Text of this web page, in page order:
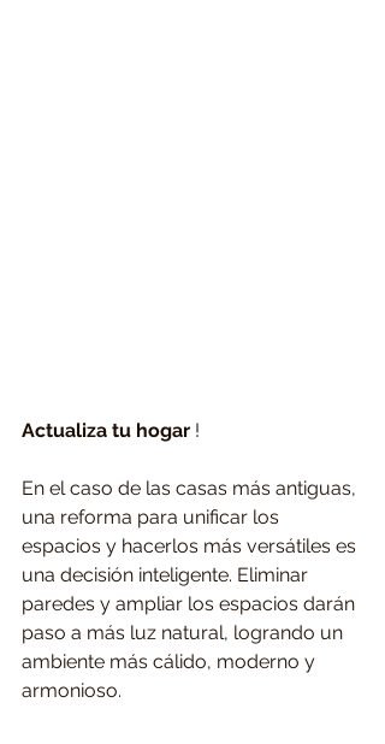
Actualiza tu hogar !
En el caso de las casas más antiguas,
una reforma para unificar los
espacios y hacerlos más versátiles es
una decisión inteligente. Eliminar
paredes y ampliar los espacios darán
paso a más luz natural, logrando un
ambiente más cálido, moderno y
armonioso.